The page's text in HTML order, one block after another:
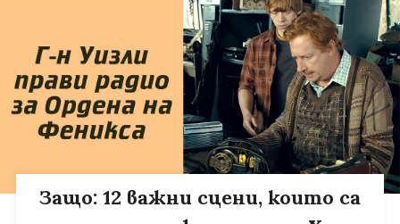
Защо: 12 важни сцени, които са